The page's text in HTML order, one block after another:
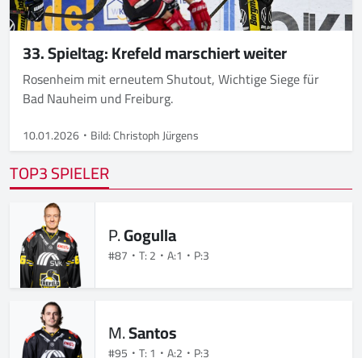
33. Spieltag: Krefeld marschiert weiter
Rosenheim mit erneutem Shutout, Wichtige Siege für
Bad Nauheim und Freiburg.
10.01.2026 Bild: Christoph Jürgens
TOP3 SPIELER
P.Gogulla
#87 T: 2 A:1 P:3
M.Santos
#95 T: 1 A:2 P:3